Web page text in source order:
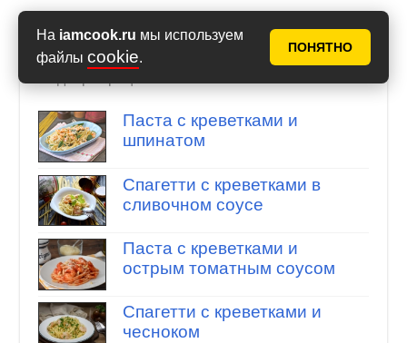
На iamcook.ru мы используем
файлы cookie.
ПОНЯТНО
Спагетти с креветками
Паста с креветками и
шпинатом
Спагетти с креветками в
сливочном соусе
Паста с креветками и
острым томатным соусом
Спагетти с креветками и
чесноком